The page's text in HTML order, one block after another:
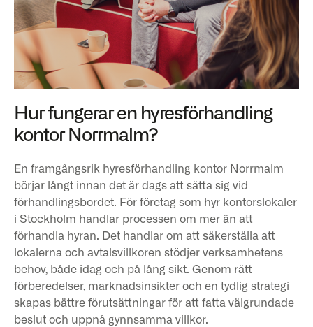
Hur fungerar en hyresförhandling
kontor Norrmalm?
En framgångsrik hyresförhandling kontor Norrmalm
börjar långt innan det är dags att sätta sig vid
förhandlingsbordet. För företag som hyr kontorslokaler
i Stockholm handlar processen om mer än att
förhandla hyran. Det handlar om att säkerställa att
lokalerna och avtalsvillkoren stödjer verksamhetens
behov, både idag och på lång sikt. Genom rätt
förberedelser, marknadsinsikter och en tydlig strategi
skapas bättre förutsättningar för att fatta välgrundade
beslut och uppnå gynnsamma villkor.